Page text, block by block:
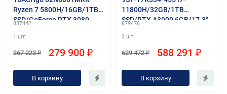
Ryzen 7 5800H/16GB/1TB
SSD/GeForce RTX 3080
WQXGA/WiFi/BT/Cam/noO
S/dk.grey
887442
1 шт.
367 223 ₽ 279 900 ₽
В корзину
11800H/32GB/1TB
SSD/RTX A3000 6GB/17.3"
120Hz/WiFi/BT/cam/Win10
Pro/
879476
3 шт.
629 472 ₽ 588 291 ₽
В корзину